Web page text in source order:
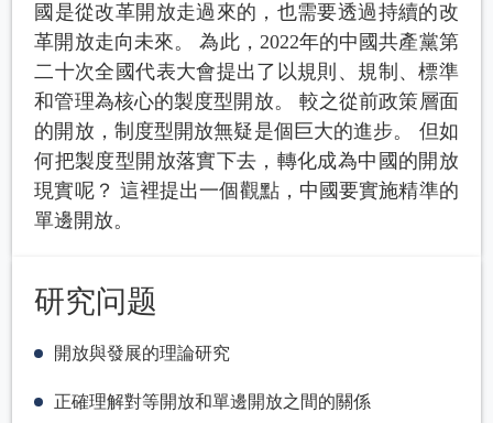
國是從改革開放走過來的，也需要透過持續的改
革開放走向未來。 為此，2022年的中國共產黨第
二十次全國代表大會提出了以規則、規制、標準
和管理為核心的製度型開放。 較之從前政策層面
的開放，制度型開放無疑是個巨大的進步。 但如
何把製度型開放落實下去，轉化成為中國的開放
現實呢？ 這裡提出一個觀點，中國要實施精準的
單邊開放。
研究问题
開放與發展的理論研究
正確理解對等開放和單邊開放之間的關係